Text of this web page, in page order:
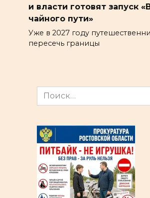
и власти готовят запуск
чайного пути»
Уже в 2027 году
пересечь границы
Search
for: